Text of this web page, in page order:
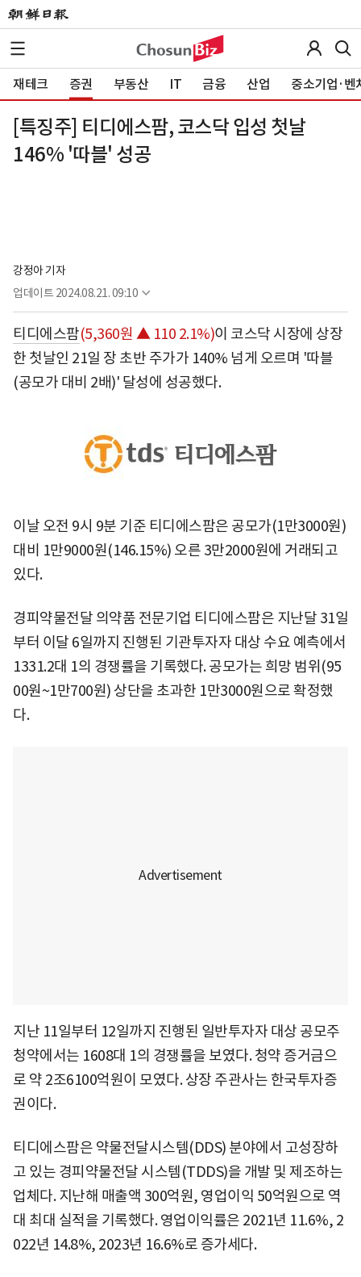
재테크 증권 부동산 IT 금융 산업 중소기업·벤
[특징주] 티디에스팜, 코스닥 입성 첫날
146% '따블' 성공
강정아 기자
업데이트 2024.08.21. 09:10
티디에스팜(5,360원 ▲ 110 2.1%)이 코스닥 시장에 상장
한 첫날인 21일 장 초반 주가가 140% 넘게 오르며 '따블
(공모가 대비 2배)' 달성에 성공했다.
이날 오전 9시 9분 기준 티디에스팜은 공모가(1만3000원)
대비 1만9000원(146.15%) 오른 3만2000원에 거래되고
있다.
경피약물전달 의약품 전문기업 티디에스팜은 지난달 31일
부터 이달 6일까지 진행된 기관투자자 대상 수요 예측에서
1331.2대 1의 경쟁률을 기록했다. 공모가는 희망 범위(95
00원~1만700원) 상단을 초과한 1만3000원으로 확정했
다.
지난 11일부터 12일까지 진행된 일반투자자 대상 공모주
청약에서는 1608대 1의 경쟁률을 보였다. 청약 증거금으
로 약 2조6100억원이 모였다. 상장 주관사는 한국투자증
권이다.
티디에스팜은 약물전달시스템(DDS) 분야에서 고성장하
고 있는 경피약물전달 시스템(TDDS)을 개발 및 제조하는
업체다. 지난해 매출액 300억원, 영업이익 50억원으로 역
대 최대 실적을 기록했다. 영업이익률은 2021년 11.6%, 2
022년 14.8%, 2023년 16.6%로 증가세다.